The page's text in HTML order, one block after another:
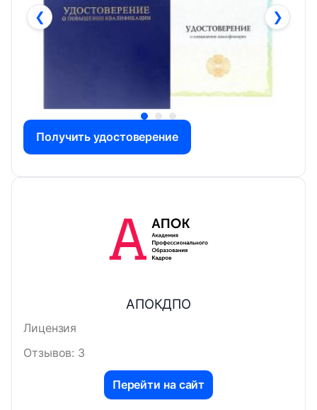
❮ ❯
Получить удостоверение
АПОКДПО
Лицензия
Отзывов: 3
Перейти на сайт